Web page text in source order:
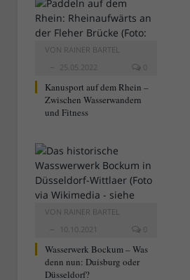
VON RAINER BARTEL
25.05.2022
0
Kanusport auf dem Rhein –
Zwischen Wasserwandern
und Fitness
VON RAINER BARTEL
10.10.2021
0
Wasserwerk Bockum – Was
denn nun: Duisburg oder
Düsseldorf?